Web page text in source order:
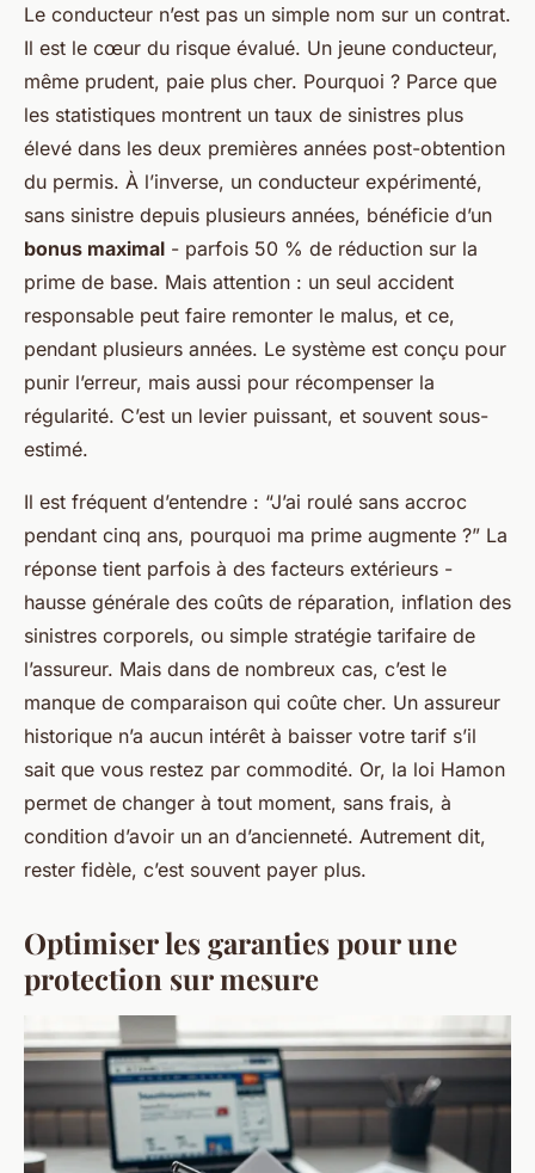
Le conducteur n’est pas un simple nom sur un contrat.
Il est le cœur du risque évalué. Un jeune conducteur,
même prudent, paie plus cher. Pourquoi ? Parce que
les statistiques montrent un taux de sinistres plus
élevé dans les deux premières années post-obtention
du permis. À l’inverse, un conducteur expérimenté,
sans sinistre depuis plusieurs années, bénéficie d’un
bonus maximal - parfois 50 % de réduction sur la
prime de base. Mais attention : un seul accident
responsable peut faire remonter le malus, et ce,
pendant plusieurs années. Le système est conçu pour
punir l’erreur, mais aussi pour récompenser la
régularité. C’est un levier puissant, et souvent sous-
estimé.
Il est fréquent d’entendre : “J’ai roulé sans accroc
pendant cinq ans, pourquoi ma prime augmente ?” La
réponse tient parfois à des facteurs extérieurs -
hausse générale des coûts de réparation, inflation des
sinistres corporels, ou simple stratégie tarifaire de
l’assureur. Mais dans de nombreux cas, c’est le
manque de comparaison qui coûte cher. Un assureur
historique n’a aucun intérêt à baisser votre tarif s’il
sait que vous restez par commodité. Or, la loi Hamon
permet de changer à tout moment, sans frais, à
condition d’avoir un an d’ancienneté. Autrement dit,
rester fidèle, c’est souvent payer plus.
Optimiser les garanties pour une
protection sur mesure